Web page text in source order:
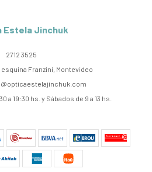
Estela Jinchuk
2712 3525
Franzini, Montevideo
a 19:30 hs. y Sábados de 9 a 13 hs.